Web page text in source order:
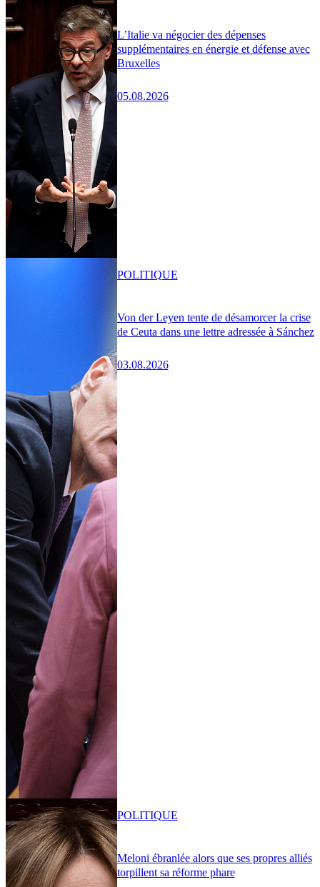
L’Italie va négocier des dépenses
supplémentaires en énergie et défense avec
Bruxelles
05.08.2026
Von der Leyen tente de désamorcer la crise
de Ceuta dans une lettre adressée à Sánchez
03.08.2026
POLITIQUE
Meloni ébranlée alors que ses propres alliés
torpillent sa réforme phare
POLITIQUE